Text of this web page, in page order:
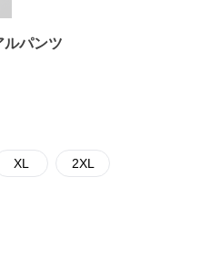
ルパンツ
XL 2XL